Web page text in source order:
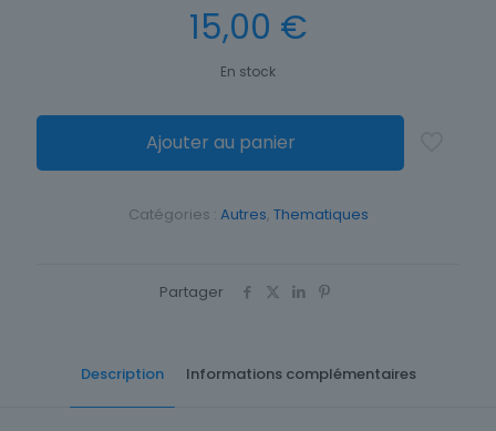
15,00 €
En stock
Ajouter au panier
Catégories : Autres, Thematiques
Partager
Description Informations complémentaires